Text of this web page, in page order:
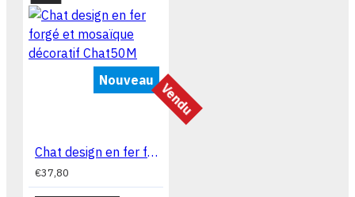
Nouveau
Vendu
Chat design en fer forgé et mosaïque décoratif Chat50M
€37,80